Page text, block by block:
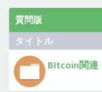
質問版
タイトル
BItcoin関連